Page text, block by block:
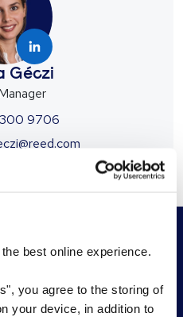
best online experience.
you agree to the storing of
your device, in addition to
Géczi
9706
Álláskeresőknek